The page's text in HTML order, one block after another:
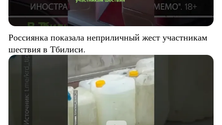
Россиянка показала неприличный жест участникам
шествия в Тбилиси.